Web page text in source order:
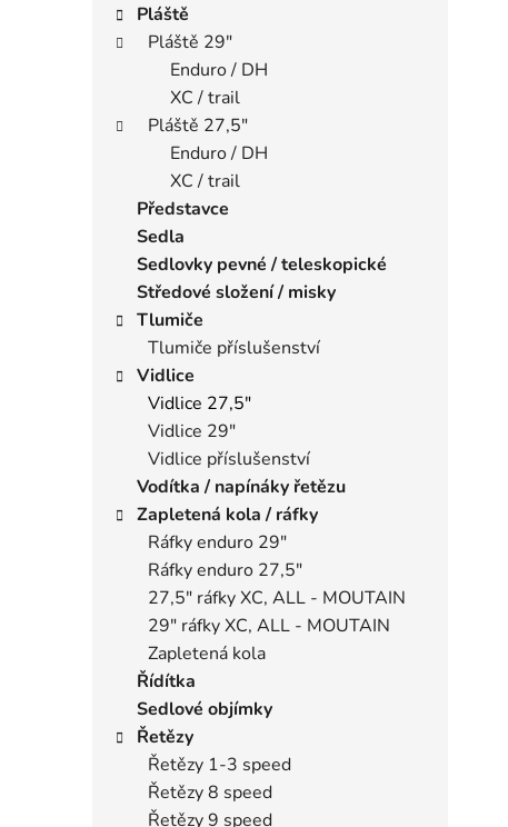
Pláště
Pláště 29"
Enduro / DH
XC / trail
Pláště 27,5"
Enduro / DH
XC / trail
Představce
Sedla
Sedlovky pevné / teleskopické
Středové složení / misky
Tlumiče
Tlumiče příslušenství
Vidlice
Vidlice 27,5"
Vidlice 29"
Vidlice příslušenství
Vodítka / napínáky řetězu
Zapletená kola / ráfky
Ráfky enduro 29"
Ráfky enduro 27,5"
27,5" ráfky XC, ALL - MOUTAIN
29" ráfky XC, ALL - MOUTAIN
Zapletená kola
Řídítka
Sedlové objímky
Řetězy
Řetězy 1-3 speed
Řetězy 8 speed
Řetězy 9 speed